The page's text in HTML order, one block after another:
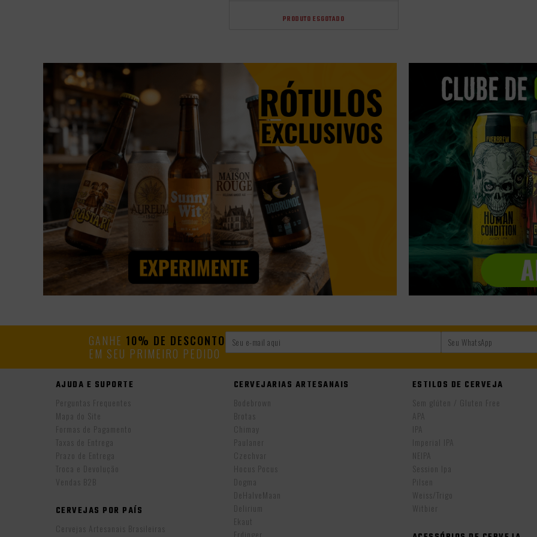
PRODUTO ESGOTADO
GANHE 10% DE DESCONTO
EM SEU PRIMEIRO PEDIDO
AJUDA E SUPORTE
Perguntas Frequentes
Mapa do Site
Formas de Pagamento
Taxas de Entrega
Prazo de Entrega
Troca e Devolução
Vendas B2B
CERVEJAS POR PAÍS
Cervejas Artesanais Brasileiras
CERVEJARIAS ARTESANAIS
Bodebrown
Brotas
Chimay
Paulaner
Czechvar
Hocus Pocus
Dogma
DeHalveMaan
Delirium
Ekaut
ESTILOS DE CERVEJA
Sem glúten / Gluten Free
APA
IPA
Imperial IPA
NEIPA
Session Ipa
Pilsen
Weiss/Trigo
Witbier